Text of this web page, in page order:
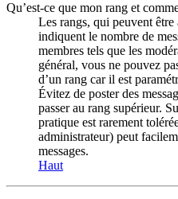
Qu’est-ce que mon rang et
Les rangs, qui peuvent être
indiquent le nombre de
membres tels que les
général, vous ne pouvez
d’un rang car il est
Évitez de poster des
passer au rang supérieur.
pratique est rarement
administrateur) peut
messages.
Haut